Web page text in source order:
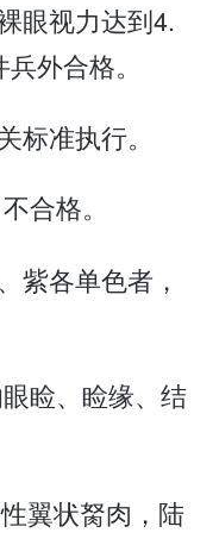
眼视力达到4.
外合格。
标准执行。
合格。
紫各单色者，
睑、睑缘、结
翼状胬肉，陆